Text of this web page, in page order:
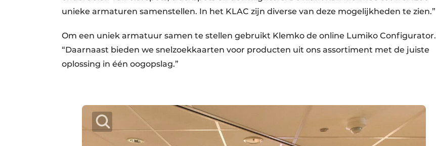
unieke armaturen samenstellen. In het KLAC zijn diverse van deze mogelijkheden te zien.”
Om een uniek armatuur samen te stellen gebruikt Klemko de online Lumiko Configurator.
“Daarnaast bieden we snelzoekkaarten voor producten uit ons assortiment met de juiste
oplossing in één oogopslag.”